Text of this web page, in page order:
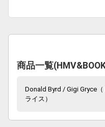
商品一覧
Donald Byrd / Gigi Gryce
ライス）